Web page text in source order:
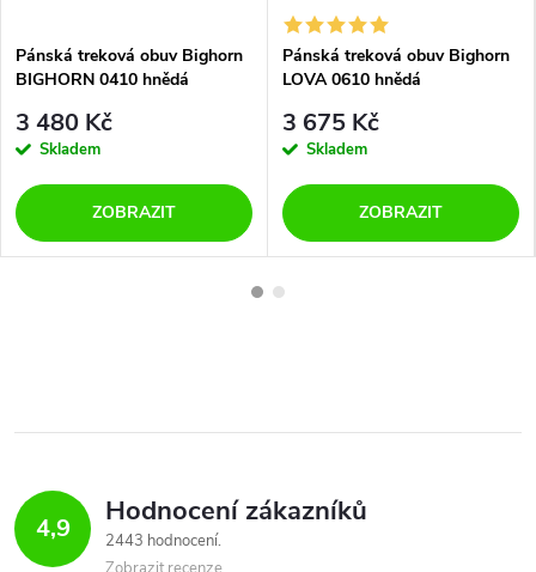
Pánská treková obuv Bighorn
BIGHORN 0410 hnědá
3 480 Kč
Skladem
ZOBRAZIT
Pánská treková obuv Bighorn
LOVA 0610 hnědá
3 675 Kč
Skladem
ZOBRAZIT
4,9 Hodnocení zákazníků
2443 hodnocení